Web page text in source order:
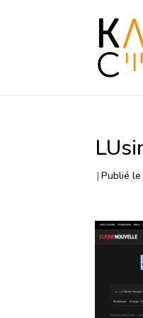
| Publié le